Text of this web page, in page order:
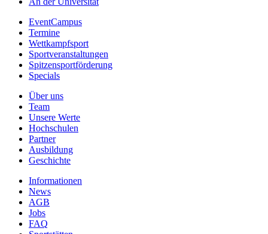
EventCampus
Termine
Wettkampfsport
Sportveranstaltungen
Spitzensportförderung
Specials
Über uns
Team
Unsere Werte
Hochschulen
Partner
Ausbildung
Geschichte
Informationen
News
AGB
Jobs
FAQ